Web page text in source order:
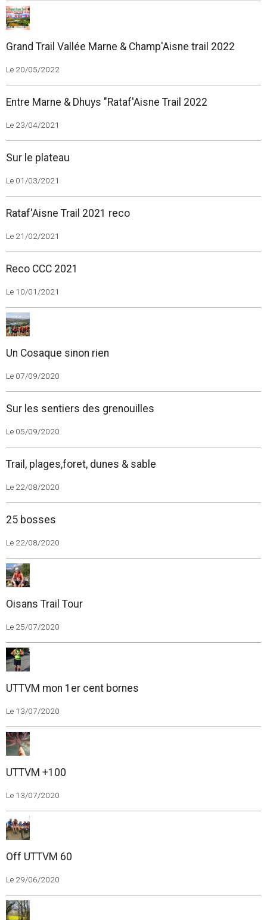
Grand Trail Vallée Marne & Champ'Aisne trail 2022
Le 20/05/2022
Entre Marne & Dhuys "Rataf'Aisne Trail 2022
Le 23/04/2021
Sur le plateau
Le 01/03/2021
Rataf'Aisne Trail 2021 reco
Le 21/02/2021
Reco CCC 2021
Le 10/01/2021
Un Cosaque sinon rien
Le 07/09/2020
Sur les sentiers des grenouilles
Le 05/09/2020
Trail, plages,foret, dunes & sable
Le 22/08/2020
25 bosses
Le 22/08/2020
Oisans Trail Tour
Le 25/07/2020
UTTVM mon 1er cent bornes
Le 13/07/2020
UTTVM +100
Le 13/07/2020
Off UTTVM 60
Le 29/06/2020